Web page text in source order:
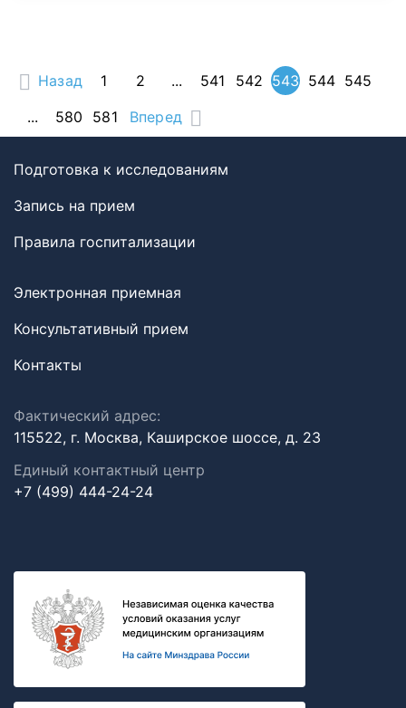
Назад 1 2 ... 541 542 543 544 545
...
580 581 Вперед
Подготовка к исследованиям
Запись на прием
Правила госпитализации
Электронная приемная
Консультативный прием
Контакты
Фактический адрес:
115522, г. Москва, Каширское шоссе, д. 23
Единый контактный центр
+7 (499) 444-24-24